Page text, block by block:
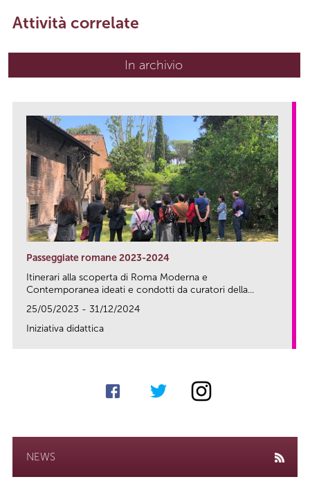
Attività correlate
In archivio
Passeggiate romane 2023-2024
Itinerari alla scoperta di Roma Moderna e
Contemporanea ideati e condotti da curatori della...
25/05/2023 - 31/12/2024
Iniziativa didattica
NEWS